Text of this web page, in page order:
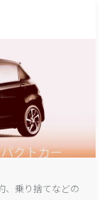
、乗り捨てなどの